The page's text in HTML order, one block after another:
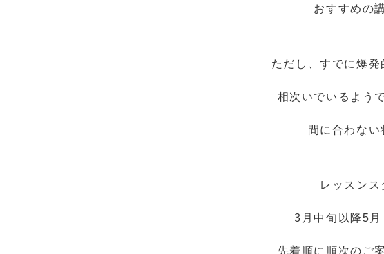
おすすめの
ただし、すでに爆
相次いでいるよう
間に合わない
レッスンス
3月中旬以降5月
先着順に順次のご